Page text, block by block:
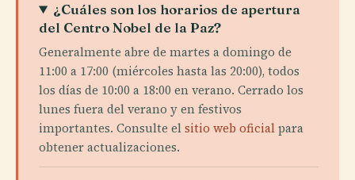
¿Cuáles son los horarios de apertura
del Centro Nobel de la Paz?
Generalmente abre de martes a domingo de
11:00 a 17:00 (miércoles hasta las 20:00), todos
los días de 10:00 a 18:00 en verano. Cerrado los
lunes fuera del verano y en festivos
importantes. Consulte elsitio web oficialpara
obtener actualizaciones.